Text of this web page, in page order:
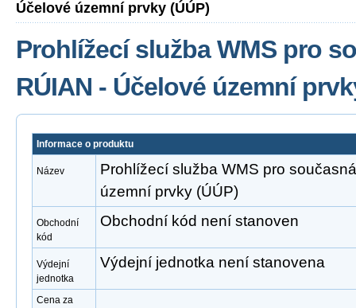
Účelové územní prvky (ÚÚP)
Prohlížecí služba WMS pro
RÚIAN - Účelové územní
Informace o produktu
Název
Prohlížecí služba WMS pro
územní prvky (ÚÚP)
Obchodní
kód
Obchodní kód není stanoven
Výdejní
jednotka
Výdejní jednotka není stanovena
Cena za